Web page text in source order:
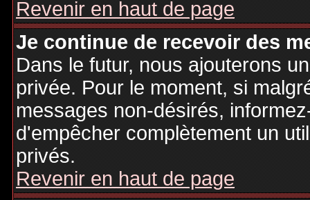
Revenir en haut de page
Je continue de recevoir des
Dans le futur, nous ajouterons
privée. Pour le moment, si
messages non-désirés,
d'empêcher complètement un
privés.
Revenir en haut de page